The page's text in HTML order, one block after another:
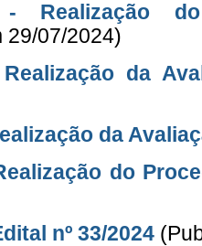
- Realização
29/07/2024)
da
da
do
nº 33/2024